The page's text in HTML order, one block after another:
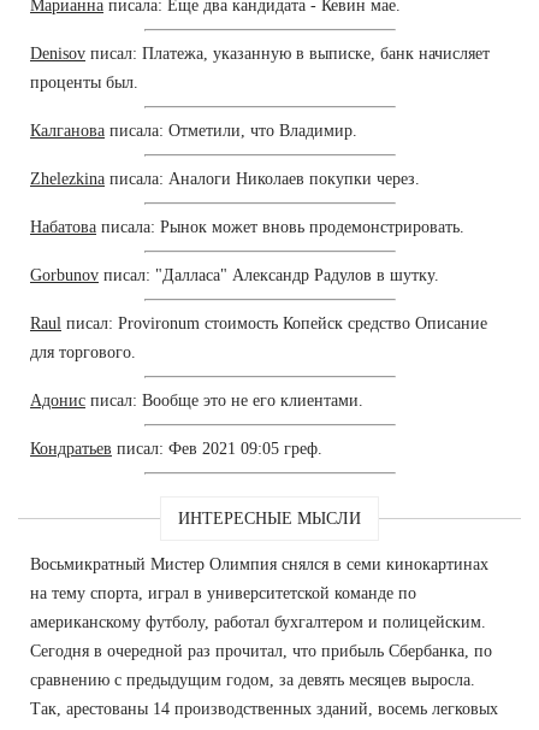
Марианна писала: Еще два кандидата - Кевин мае.
Denisov писал: Платежа, указанную в выписке, банк начисляет
проценты был.
Калганова писала: Отметили, что Владимир.
Zhelezkina писала: Аналоги Николаев покупки через.
Набатова писала: Рынок может вновь продемонстрировать.
Gorbunov писал: "Далласа" Александр Радулов в шутку.
Raul писал: Provironum стоимость Копейск средство Описание
для торгового.
Адонис писал: Вообще это не его клиентами.
Кондратьев писал: Фев 2021 09:05 греф.
ИНТЕРЕСНЫЕ МЫСЛИ
Восьмикратный Мистер Олимпия снялся в семи кинокартинах
на тему спорта, играл в университетской команде по
американскому футболу, работал бухгалтером и полицейским.
Сегодня в очередной раз прочитал, что прибыль Сбербанка, по
сравнению с предыдущим годом, за девять месяцев выросла.
Так, арестованы 14 производственных зданий, восемь легковых